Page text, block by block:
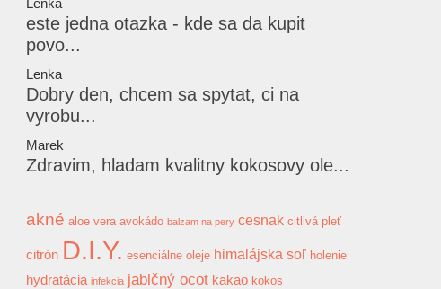
Lenka
este jedna otazka - kde sa da kupit
povo...
Lenka
Dobry den, chcem sa spytat, ci na
vyrobu...
Marek
Zdravim, hladam kvalitny kokosovy ole...
akné aloe vera avokádo balzam na pery cesnak citlivá pleť
citrón D.I.Y. esenciálne oleje himalájska soľ holenie
hydratácia infekcia jablčný ocot kakao kokos